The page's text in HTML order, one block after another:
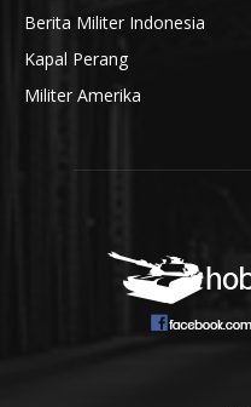
Berita Militer Indonesia
Kapal Perang
Militer Amerika